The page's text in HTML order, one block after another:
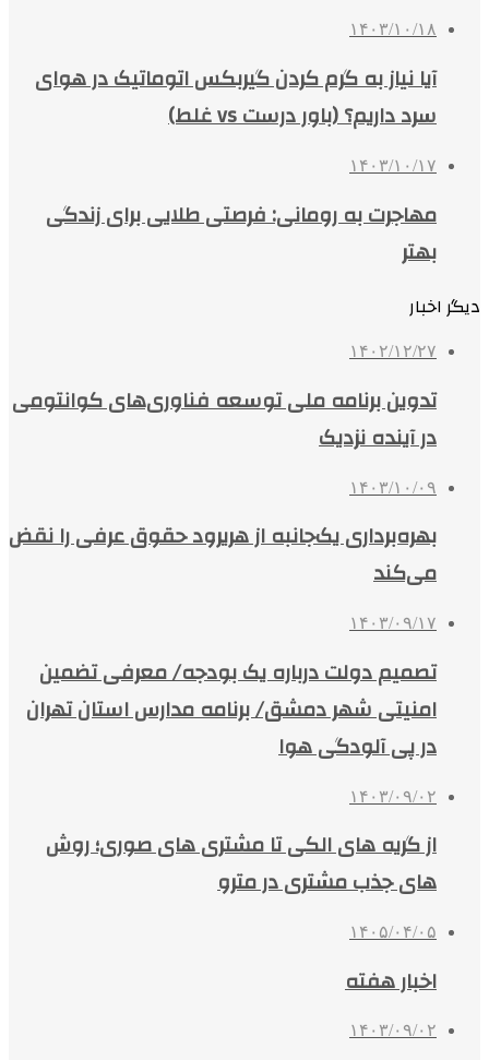
۱۴۰۳/۱۰/۱۸
آیا نیاز به گرم کردن گیربکس اتوماتیک در هوای
سرد داریم؟ (باور درست vs غلط)
۱۴۰۳/۱۰/۱۷
مهاجرت به رومانی: فرصتی طلایی برای زندگی
بهتر
دیگر اخبار
۱۴۰۲/۱۲/۲۷
تدوین برنامه ملی توسعه فناوری‌­های کوانتومی
در آینده نزدیک
۱۴۰۳/۱۰/۰۹
بهره‌برداری یک‌جانبه از هریرود حقوق عرفی را نقض
می‌کند
۱۴۰۳/۰۹/۱۷
تصمیم دولت درباره یک بودجه/ معرفی تضمین
امنیتی شهر دمشق/ برنامه مدارس استان تهران
در پی آلودگی هوا
۱۴۰۳/۰۹/۰۲
از گریه های الکی تا مشتری های صوری؛ روش
های جذب مشتری در مترو
۱۴۰۵/۰۴/۰۵
اخبار هفته
۱۴۰۳/۰۹/۰۲